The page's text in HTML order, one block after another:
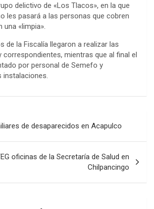
delictivo de «Los Tlacos», en la que
les pasará a las personas que cobren
una «limpia».
de la Fiscalía llegaron a realizar las
correspondientes, mientras que al final el
por personal de Semefo y
instalaciones.
de desaparecidos en Acapulco
oficinas de la Secretaría de Salud en
Chilpancingo